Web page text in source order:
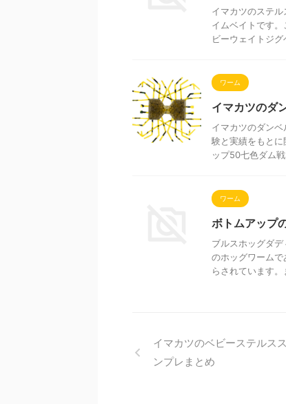
イマカツのステ
イムベイトです
ビーウェイトジ
ワーム
イマカツのダ
イマカツのダン
験と実績をもと
ップ50七色ダム
ワーム
ボトムアップ
ブルスホッグダ
のホッグワーム
らされています
イマカツのベビーステルス
ンプレまとめ